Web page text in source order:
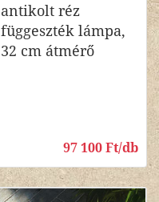
antikolt réz
függeszték lámpa,
32 cm átmérő
97 100 Ft/db